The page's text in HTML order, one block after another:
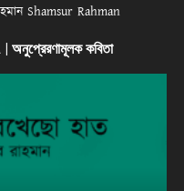
Shamsur Rahman
কবিতা